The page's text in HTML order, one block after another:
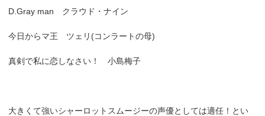
D.Gray man クラウド・ナイン
今日からマ王 ツェリ(コンラートの母)
真剣で私に恋しなさい！ 小島梅子
大きくて強いシャーロットスムージーの声優としては適任！とい